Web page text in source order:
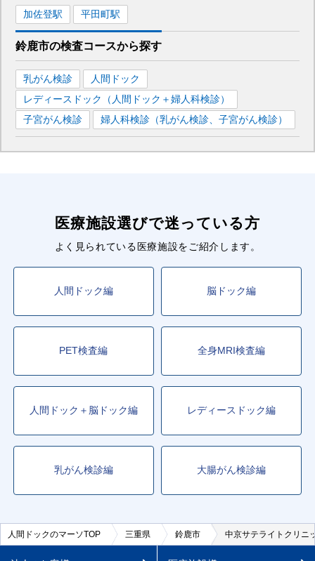
加佐登駅 平田町駅
鈴鹿市の検査コースから探す
乳がん検診
人間ドック
レディースドック（人間ドック＋婦人科検診）
子宮がん検診
婦人科検診（乳がん検診、子宮がん検診）
医療施設選びで迷っている方
よく見られている医療施設をご紹介します。
人間ドック編 脳ドック編
PET検査編 全身MRI検査編
人間ドック＋脳ドック編 レディースドック編
乳がん検診編 大腸がん検診編
人間ドックのマーソTOP 三重県 鈴鹿市 中京サテライトクリニ